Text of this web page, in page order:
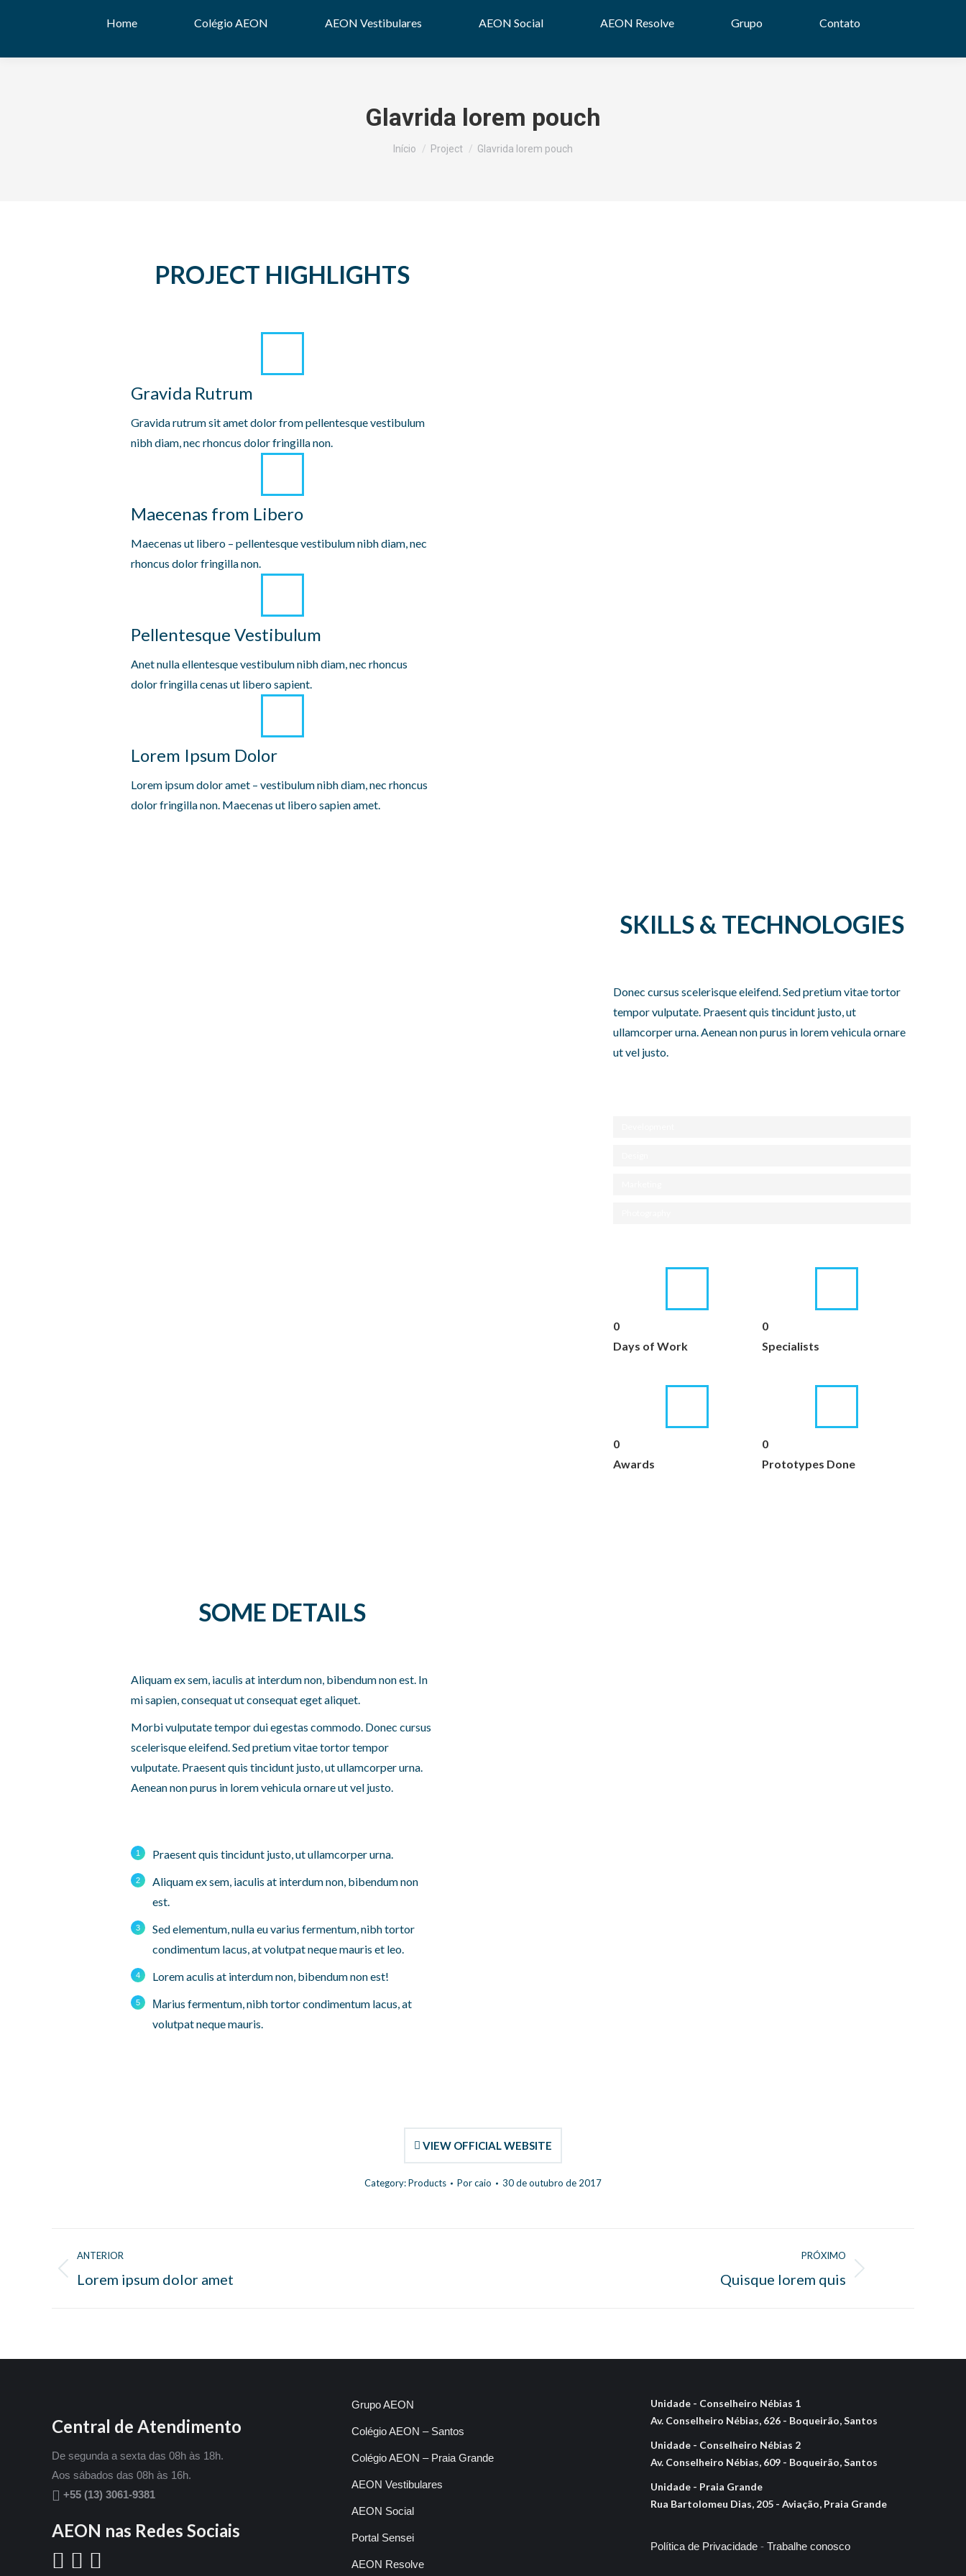
Home Colégio AEON AEON Vestibulares AEON Social AEON Resolve Grupo Contato
Glavrida lorem pouch
Você está aqui:
Início Project Glavrida lorem pouch
PROJECT HIGHLIGHTS
Gravida Rutrum
Gravida rutrum sit amet dolor from pellentesque vestibulum
nibh diam, nec rhoncus dolor fringilla non.
Maecenas from Libero
Maecenas ut libero – pellentesque vestibulum nibh diam, nec
rhoncus dolor fringilla non.
Pellentesque Vestibulum
Anet nulla ellentesque vestibulum nibh diam, nec rhoncus
dolor fringilla cenas ut libero sapient.
Lorem Ipsum Dolor
Lorem ipsum dolor amet – vestibulum nibh diam, nec rhoncus
dolor fringilla non. Maecenas ut libero sapien amet.
SKILLS & TECHNOLOGIES
Donec cursus scelerisque eleifend. Sed pretium vitae tortor
tempor vulputate. Praesent quis tincidunt justo, ut
ullamcorper urna. Aenean non purus in lorem vehicula ornare
ut vel justo.
0
Days of Work
0
Specialists
0
Awards
0
Prototypes Done
SOME DETAILS
Aliquam ex sem, iaculis at interdum non, bibendum non est. In
mi sapien, consequat ut consequat eget aliquet.
Morbi vulputate tempor dui egestas commodo. Donec cursus
scelerisque eleifend. Sed pretium vitae tortor tempor
vulputate. Praesent quis tincidunt justo, ut ullamcorper urna.
Aenean non purus in lorem vehicula ornare ut vel justo.
Praesent quis tincidunt justo, ut ullamcorper urna.
Aliquam ex sem, iaculis at interdum non, bibendum non
est.
Sed elementum, nulla eu varius fermentum, nibh tortor
condimentum lacus, at volutpat neque mauris et leo.
Lorem aculis at interdum non, bibendum non est!
Мarius fermentum, nibh tortor condimentum lacus, at
volutpat neque mauris.
VIEW OFFICIAL WEBSITE
Category:Products Porcaio 30 de outubro de 2017
navigation
ANTERIOR
Previous
Lorem ipsum dolor amet
PRÓXIMO
Quisque lorem quis
Central de Atendimento
De segunda a sexta das 08h às 18h.
Aos sábados das 08h às 16h.
+55 (13) 3061-9381
AEON nas Redes Sociais
Grupo AEON
Colégio AEON – Santos
Colégio AEON – Praia Grande
AEON Vestibulares
AEON Social
Portal Sensei
AEON Resolve
Unidade - Conselheiro Nébias 1
Av. Conselheiro Nébias, 626 - Boqueirão, Santos
Unidade - Conselheiro Nébias 2
Av. Conselheiro Nébias, 609 - Boqueirão, Santos
Unidade - Praia Grande
Rua Bartolomeu Dias, 205 - Aviação, Praia Grande
Política de Privacidade-Trabalhe conosco